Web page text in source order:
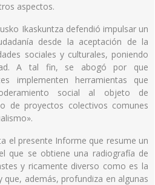
aspectos.
Ikaskuntza defendió impulsar un
desde la aceptación de la
sociales y culturales, poniendo
A tal fin, se abogó por que
implementen herramientas que
social al objeto de
de proyectos colectivos comunes
el presente Informe que resume un
que se obtiene una radiografía de
y ricamente diverso como es la
que, además, profundiza en algunas